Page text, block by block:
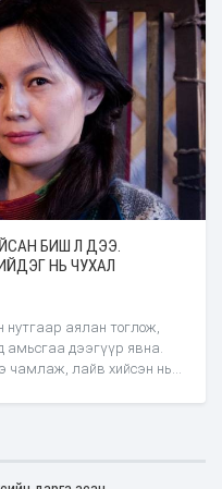
БИШ Л ДЭЭ.
НЬ ЧУХАЛ
аялан тоглож,
амьсгаа дээгүүр явна.
чамлаж, лайв хийсэн нь